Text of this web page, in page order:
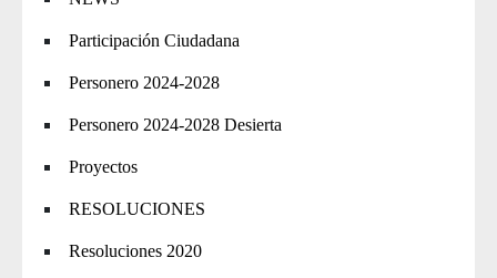
Participación Ciudadana
Personero 2024-2028
Personero 2024-2028 Desierta
Proyectos
RESOLUCIONES
Resoluciones 2020